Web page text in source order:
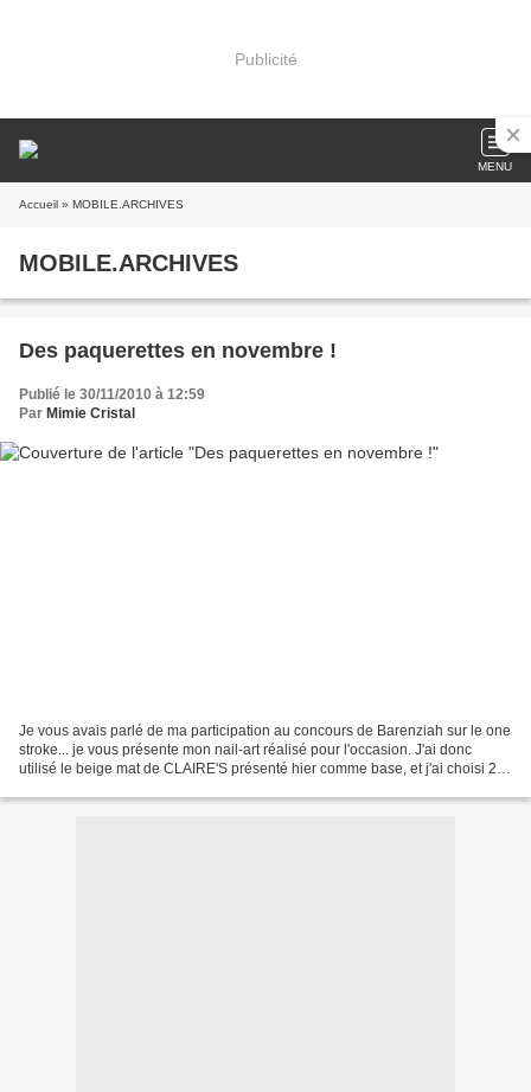
Publicité
MENU
Accueil » MOBILE.ARCHIVES
MOBILE.ARCHIVES
Des paquerettes en novembre !
Publié le 30/11/2010 à 12:59
Par Mimie Cristal
Je vous avais parlé de ma participation au concours de Barenziah sur le one
stroke... je vous présente mon nail-art réalisé pour l'occasion. J'ai donc
utilisé le beige mat de CLAIRE'S présenté hier comme base, et j'ai choisi 2